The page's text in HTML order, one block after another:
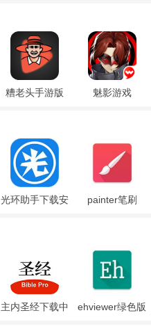
糟老头手游版 魅影游戏
光环助手下载安
painter笔刷
主内圣经下载中
ehviewer绿色版